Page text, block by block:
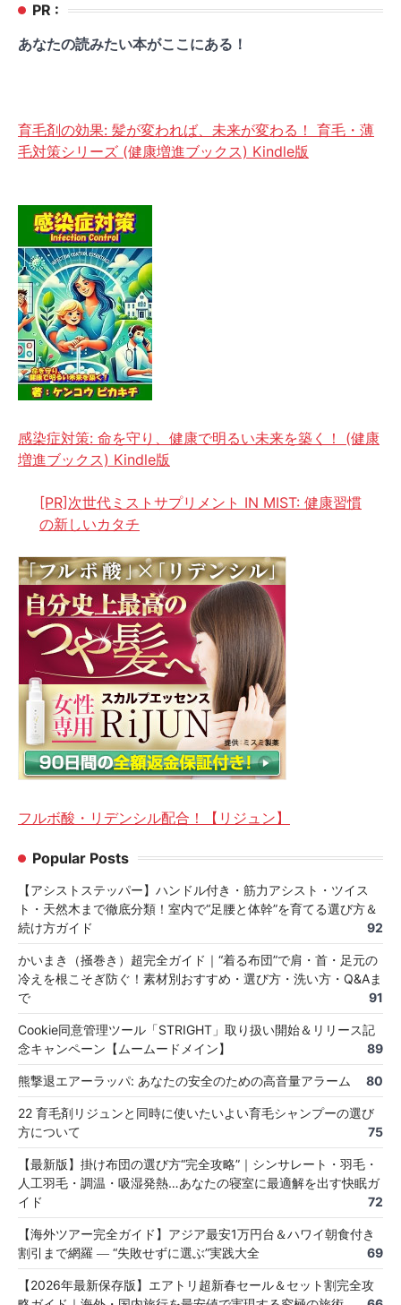
PR :
あなたの読みたい本がここにある！
育毛剤の効果: 髪が変われば、未来が変わる！ 育毛・薄
毛対策シリーズ (健康増進ブックス) Kindle版
感染症対策: 命を守り、健康で明るい未来を築く！ (健康
増進ブックス) Kindle版
[PR]次世代ミストサプリメント IN MIST: 健康習慣
の新しいカタチ
フルボ酸・リデンシル配合！【リジュン】
Popular Posts
【アシストステッパー】ハンドル付き・筋力アシスト・ツイス
ト・天然木まで徹底分類！室内で“足腰と体幹”を育てる選び方＆
続け方ガイド
92
かいまき（掻巻き）超完全ガイド｜“着る布団”で肩・首・足元の
冷えを根こそぎ防ぐ！素材別おすすめ・選び方・洗い方・Q&Aま
で
91
Cookie同意管理ツール「STRIGHT」取り扱い開始＆リリース記
念キャンペーン【ムームードメイン】
89
熊撃退エアーラッパ: あなたの安全のための高音量アラーム 80
22 育毛剤リジュンと同時に使いたいよい育毛シャンプーの選び
方について
75
【最新版】掛け布団の選び方“完全攻略”｜シンサレート・羽毛・
人工羽毛・調温・吸湿発熱…あなたの寝室に最適解を出す快眠ガ
イド
72
【海外ツアー完全ガイド】アジア最安1万円台＆ハワイ朝食付き
割引まで網羅 ― “失敗せずに選ぶ”実践大全
69
【2026年最新保存版】エアトリ超新春セール＆セット割完全攻